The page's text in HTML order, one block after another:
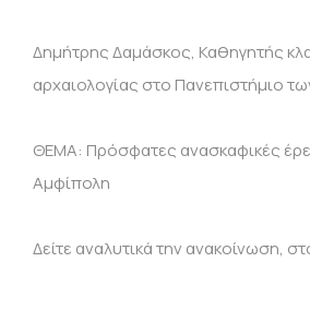
Δημήτρης Δαμάσκος, Καθηγητής
αρχαιολογίας στο Πανεπιστήμιο
ΘΕΜΑ: Πρόσφατες ανασκαφικές
Αμφίπολη
Δείτε αναλυτικά την ανακοίνωση,